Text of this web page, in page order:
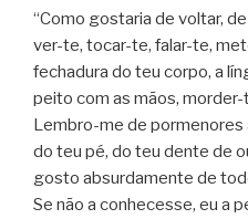
“Como gostaria de voltar,
ver-te, tocar-te, falar-te,
fechadura do teu corpo, a
peito com as mãos,
Lembro-me de pormenores
do teu pé, do teu dente de
gosto absurdamente de
Se não a conhecesse, eu a